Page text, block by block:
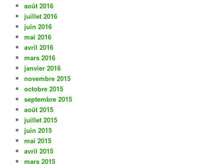
août 2016
juillet 2016
juin 2016
mai 2016
avril 2016
mars 2016
janvier 2016
novembre 2015
octobre 2015
septembre 2015
août 2015
juillet 2015
juin 2015
mai 2015
avril 2015
mars 2015